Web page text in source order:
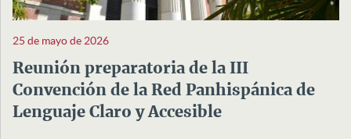
25 de mayo de 2026
Reunión preparatoria de la III
Convención de la Red Panhispánica de
Lenguaje Claro y Accesible